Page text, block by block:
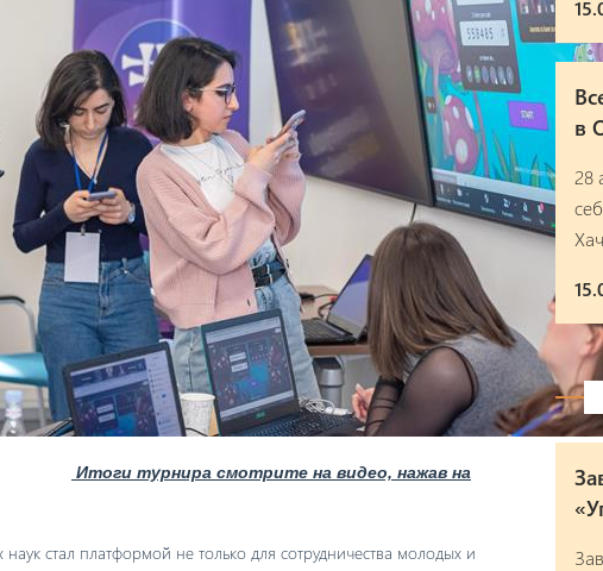
Итоги турнира смотрите на видео, нажав на
наук стал платформой не только для сотрудничества молодых и
в
28